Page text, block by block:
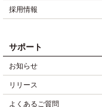
採用情報
サポート
お知らせ
リリース
よくあるご質問